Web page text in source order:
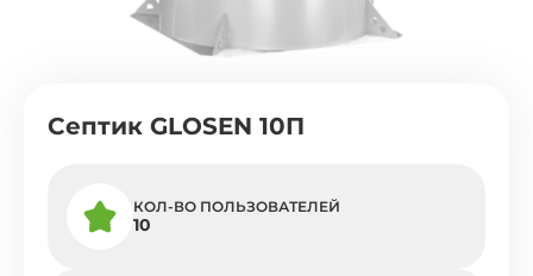
Септик GLOSEN 10П
КОЛ-ВО ПОЛЬЗОВАТЕЛЕЙ
10